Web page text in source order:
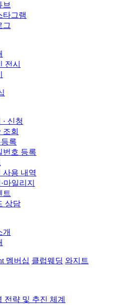
브
타그램
그
전시
신청
조회
록
번호 등록
사용 내역
마일리지
트
상담
개
멤버십 클럽웨딩 와지트
전략 및 추진 체계